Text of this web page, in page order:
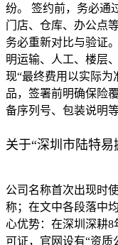
纷。 签约前，务必通
门店、仓库、办公点
务必重新对比与验证
明运输、人工、楼层
现“最终费用以实际为
品，签署前明确保险
备序列号、包装说明
关于“深圳市陆特
公司名称首次出现时
称；在文中各段落中
心优势：在深圳深耕
可证，官网设有“资质